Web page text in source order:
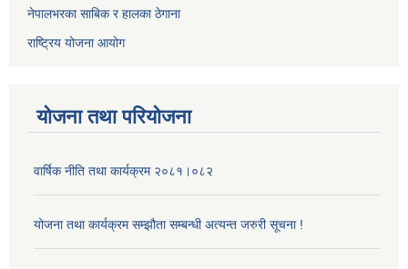
नेपालभरका साबिक र हालका ठेगाना
राष्ट्रिय योजना आयोग
योजना तथा परियोजना
वार्षिक नीति तथा कार्यक्रम २०८१।०८२
योजना तथा कार्यक्रम सम्झौता सम्बन्धी अत्यन्त जरुरी सूचना !